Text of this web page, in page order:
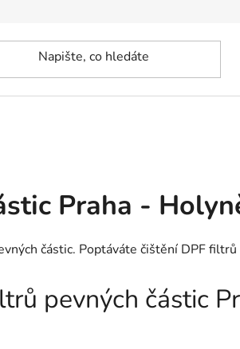
Praha -
částic. Poptáváte čištění DPF
pevných částic